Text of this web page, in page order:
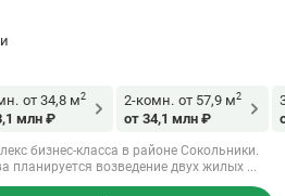
от 34,8 м2
млн ₽
2-комн. от 57,9 м2
от 34,1 млн ₽
бизнес-класса в районе Сокольники.
планируется возведение двух жилых ...